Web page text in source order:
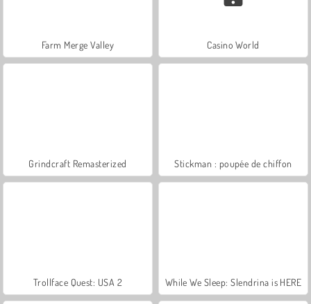
Farm Merge Valley Casino World
Grindcraft Remasterized Stickman : poupée de chiffon
Trollface Quest: USA 2 While We Sleep: Slendrina is HERE